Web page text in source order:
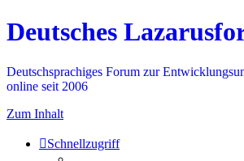
Deutsches
Deutschsprachiges Forum zur
online seit 2006
Zum Inhalt
Schnellzugriff